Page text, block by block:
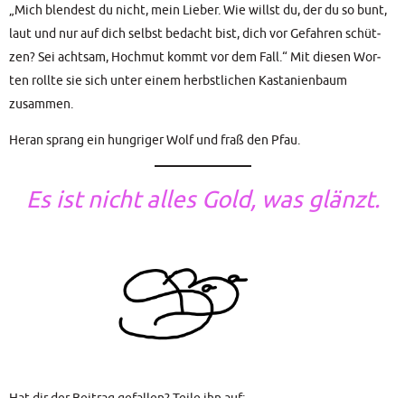
„Mich blen­dest du nicht, mein Lie­ber. Wie willst du, der du so bunt,
laut und nur auf dich selbst bedacht bist, dich vor Gefah­ren schüt­
zen? Sei acht­sam, Hoch­mut kommt vor dem Fall.“ Mit die­sen Wor­
ten roll­te sie sich unter einem herbst­li­chen Kas­ta­ni­en­baum
zusammen.
Her­an sprang ein hung­ri­ger Wolf und fraß den Pfau.
Es ist nicht alles Gold, was glänzt.